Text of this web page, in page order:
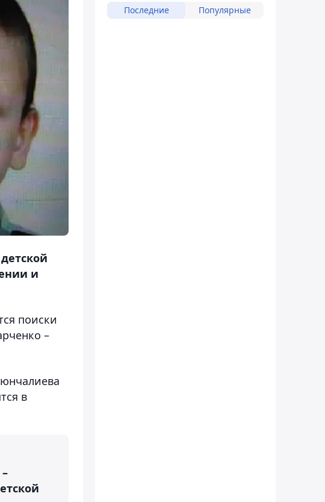
и
поиски
–
в
Последние Популярные